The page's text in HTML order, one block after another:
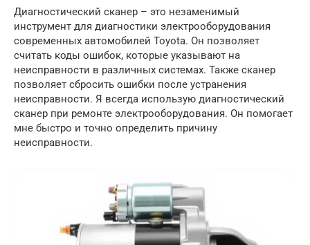
Диагностический сканер – это незаменимый
инструмент для диагностики электрооборудования
современных автомобилей Toyota. Он позволяет
считать коды ошибок, которые указывают на
неисправности в различных системах. Также сканер
позволяет сбросить ошибки после устранения
неисправности. Я всегда использую диагностический
сканер при ремонте электрооборудования. Он помогает
мне быстро и точно определить причину
неисправности.